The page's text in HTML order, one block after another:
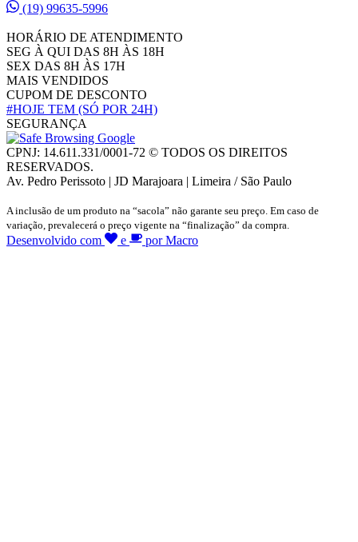
(19) 99635-5996
HORÁRIO DE ATENDIMENTO
SEG À QUI DAS 8H ÀS 18H
SEX DAS 8H ÀS 17H
MAIS VENDIDOS
CUPOM DE DESCONTO
#HOJE TEM (SÓ POR 24H)
SEGURANÇA
CPNJ: 14.611.331/0001-72 © TODOS OS DIREITOS
RESERVADOS.
Av. Pedro Perissoto | JD Marajoara | Limeira / São Paulo
A inclusão de um produto na “sacola” não garante seu preço. Em caso de
variação, prevalecerá o preço vigente na “finalização” da compra.
Desenvolvido com e por Macro